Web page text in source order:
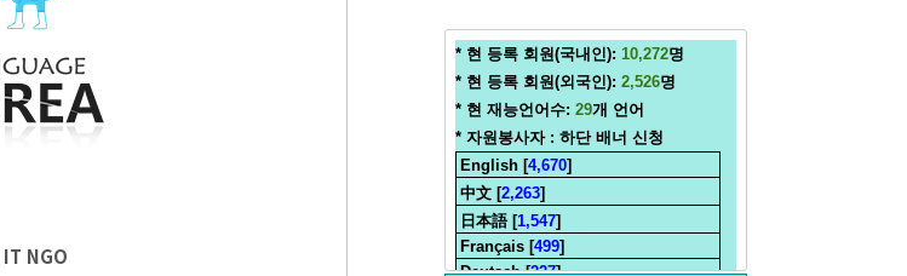
IT NGO